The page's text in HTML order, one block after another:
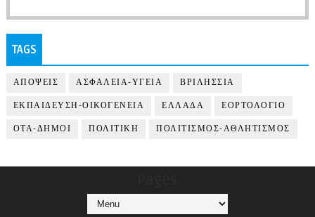
TAGS
ΑΠΟΨΕΙΣ ΑΣΦΑΛΕΙΑ-ΥΓΕΙΑ ΒΡΙΛΗΣΣΙΑ
ΕΚΠΑΙΔΕΥΣΗ-ΟΙΚΟΓΕΝΕΙΑ ΕΛΛΑΔΑ ΕΟΡΤΟΛΟΓΙΟ
ΟΤΑ-ΔΗΜΟΙ ΠΟΛΙΤΙΚΗ ΠΟΛΙΤΙΣΜΟΣ-ΑΘΛΗΤΙΣΜΟΣ